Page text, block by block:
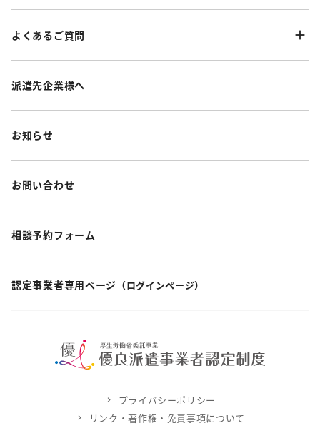
よくあるご質問
派遣先企業様へ
お知らせ
お問い合わせ
相談予約フォーム
認定事業者専用ページ （ログインページ）
プライバシーポリシー
リンク・著作権・免責事項について